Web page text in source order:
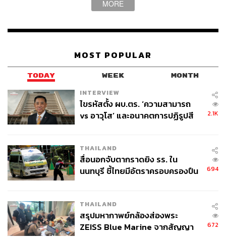
MORE
MOST POPULAR
TODAY WEEK MONTH
INTERVIEW
ไขรหัสตั้ง ผบ.ตร. ‘ความสามารถ
vs อาวุโส’ และอนาคตการปฏิรูปสี
2.1K
THAILAND
สื่อนอกจับตากราดยิง รร. ใน
นนทบุรี ชี้ไทยมีอัตราครอบครองปืน
694
THAILAND
สรุปมหากาพย์กล้องส่องพระ
ZEISS Blue Marine จากสัญญา
672